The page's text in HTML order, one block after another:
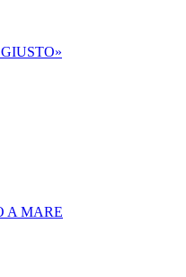
A MARE